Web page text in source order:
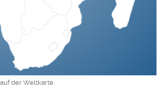
der Weltkarte.